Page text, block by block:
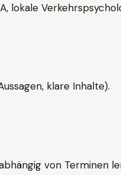
lokale
klare Inhalte).
von Terminen